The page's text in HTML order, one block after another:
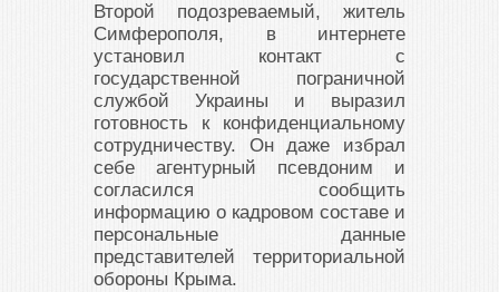
Второй подозреваемый, житель
Симферополя, в интернете
установил контакт с
государственной пограничной
службой Украины и выразил
готовность к конфиденциальному
сотрудничеству. Он даже избрал
себе агентурный псевдоним и
согласился сообщить
информацию о кадровом составе и
персональные данные
представителей территориальной
обороны Крыма.